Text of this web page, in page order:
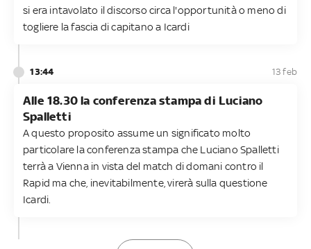
si era intavolato il discorso circa l'opportunità o meno di
togliere la fascia di capitano a Icardi
13:44 13 feb
Alle 18.30 la conferenza stampa di Luciano
Spalletti
A questo proposito assume un significato molto
particolare la conferenza stampa che Luciano Spalletti
terrà a Vienna in vista del match di domani contro il
Rapid ma che, inevitabilmente, virerà sulla questione
Icardi.